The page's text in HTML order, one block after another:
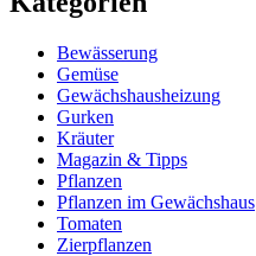
Bewässerung
Gemüse
Gewächshausheizung
Gurken
Kräuter
Magazin & Tipps
Pflanzen
Pflanzen im Gewächshaus
Tomaten
Zierpflanzen